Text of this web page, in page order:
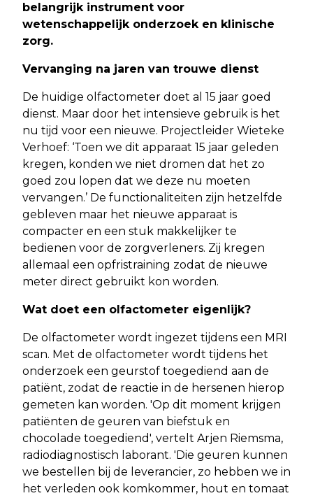
belangrijk instrument voor
wetenschappelijk onderzoek en klinische
zorg.
Vervanging na jaren van trouwe dienst
De huidige olfactometer doet al 15 jaar goed
dienst. Maar door het intensieve gebruik is het
nu tijd voor een nieuwe. Projectleider Wieteke
Verhoef: ‘Toen we dit apparaat 15 jaar geleden
kregen, konden we niet dromen dat het zo
goed zou lopen dat we deze nu moeten
vervangen.’ De functionaliteiten zijn hetzelfde
gebleven maar het nieuwe apparaat is
compacter en een stuk makkelijker te
bedienen voor de zorgverleners. Zij kregen
allemaal een opfristraining zodat de nieuwe
meter direct gebruikt kon worden.
Wat doet een olfactometer eigenlijk?
De olfactometer wordt ingezet tijdens een MRI
scan. Met de olfactometer wordt tijdens het
onderzoek een geurstof toegediend aan de
patiënt, zodat de reactie in de hersenen hierop
gemeten kan worden. 'Op dit moment krijgen
patiënten de geuren van biefstuk en
chocolade toegediend', vertelt Arjen Riemsma,
radiodiagnostisch laborant. 'Die geuren kunnen
we bestellen bij de leverancier, zo hebben we in
het verleden ook komkommer, hout en tomaat